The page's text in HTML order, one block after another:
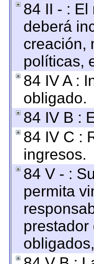
84 II - :
deberá
creación,
políticas,
84 IV A :
obligado.
84 IV B :
84 IV C :
ingresos.
84 V - :
permita